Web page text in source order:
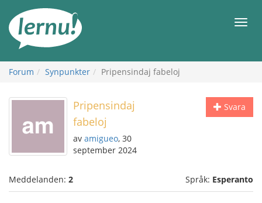
sidans
innehåll
Meny
Forum Synpunkter Pripensindaj fabeloj
Svara
Pripensindaj
fabeloj
av amigueo, 30
september 2024
Meddelanden: 2 Språk: Esperanto